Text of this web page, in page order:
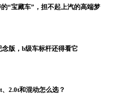
“宝藏车”，担不起上汽的高端梦
版，b级车标杆还得看它
2.0t和混动怎么选？